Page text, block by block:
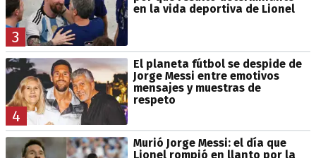
3
en la vida deportiva de Lionel
4
El planeta fútbol se despide de
Jorge Messi entre emotivos
mensajes y muestras de
respeto
Murió Jorge Messi: el día que
Lionel rompió en llanto por la